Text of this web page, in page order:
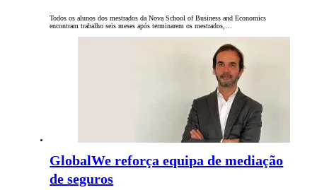
Todos os alunos dos mestrados da Nova School of Business and Economics
encontram trabalho seis meses após terminarem os mestrados,…
GlobalWe reforça equipa de mediação
de seguros